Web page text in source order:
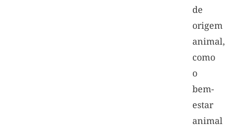
de
origem
animal,
como
o
bem-
estar
animal